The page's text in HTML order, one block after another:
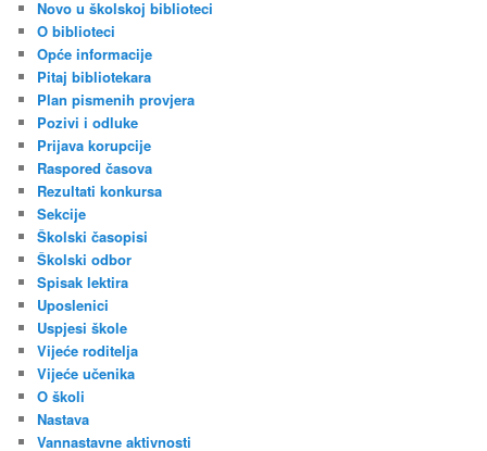
Novo u školskoj biblioteci
O biblioteci
Opće informacije
Pitaj bibliotekara
Plan pismenih provjera
Pozivi i odluke
Prijava korupcije
Raspored časova
Rezultati konkursa
Sekcije
Školski časopisi
Školski odbor
Spisak lektira
Uposlenici
Uspjesi škole
Vijeće roditelja
Vijeće učenika
O školi
Nastava
Vannastavne aktivnosti